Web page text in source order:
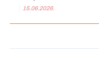
15.06.2026.